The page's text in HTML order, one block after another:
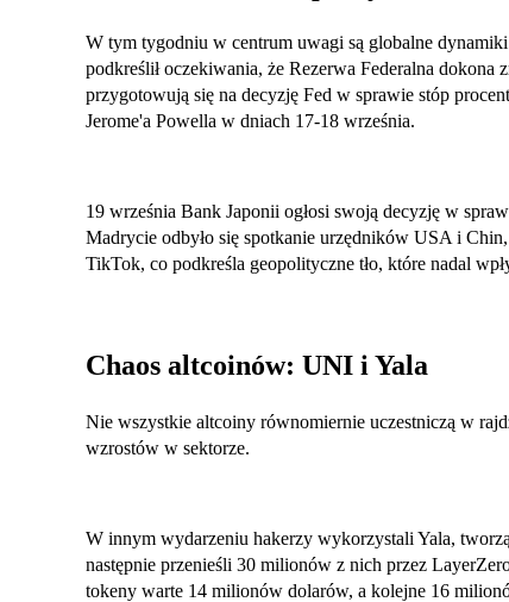
W tym tygodniu w centrum uwagi są globalne
podkreślił oczekiwania, że Rezerwa Federalna
przygotowują się na decyzję Fed w sprawie stóp
Jerome'a Powella w dniach 17-18 września.
19 września Bank Japonii ogłosi swoją decyzję w
Madrycie odbyło się spotkanie urzędników USA i
TikTok, co podkreśla geopolityczne tło, które nadal
Chaos altcoinów: UNI i Yala
Nie wszystkie altcoiny równomiernie uczestniczą w
wzrostów w sektorze.
W innym wydarzeniu hakerzy wykorzystali Yala,
następnie przenieśli 30 milionów z nich przez
tokeny warte 14 milionów dolarów, a kolejne 16